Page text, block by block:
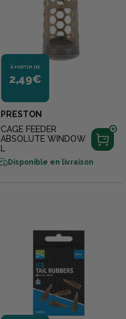
À PARTIR DE
2,49€
PRESTON
CAGE FEEDER
ABSOLUTE WINDOW
L
Disponible en livraison